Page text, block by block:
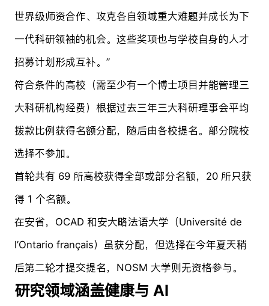
世界级师资合作、攻克各自领域重大难题并成长为下
一代科研领袖的机会。这些奖项也与学校自身的人才
招募计划形成互补。”
符合条件的高校（需至少有一个博士项目并能管理三
大科研机构经费）根据过去三年三大科研理事会平均
拨款比例获得名额分配，随后由各校提名。部分院校
选择不参加。
首轮共有 69 所高校获得全部或部分名额，20 所只获
得 1 个名额。
在安省，OCAD 和安大略法语大学（Université de
l’Ontario français）虽获分配，但选择在今年夏天稍
后第二轮才提交提名，NOSM 大学则无资格参与。
研究领域涵盖健康与 AI